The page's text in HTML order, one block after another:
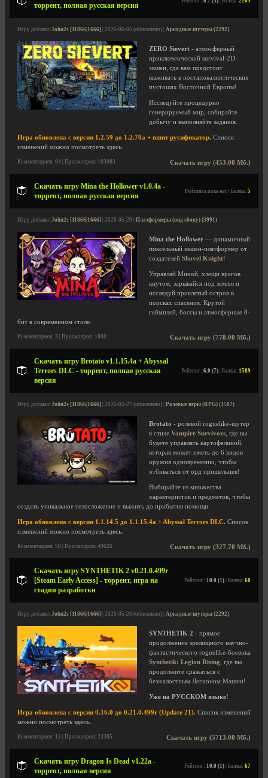
торрент, полная русская версия
Игру добавил John2s [11866|1666] | 2026-06-05 (обновлено) | Аркадные шутеры (2292)
ZERO Sievert - атмосферный
приключенческий survival-2D-
экшен, где вам предстоит
выживать в постапокалиптических
пустошах Восточной Европы!
Исследуйте процедурно
генерируемый мир, собирайте
добычу и выполняйте задания.
Игра обновлена с версии 1.2.59 до 1.2.70a + вшит русификатор. Список
изменений можно посмотреть здесь
Скачать игру (453.00 Мб.)
Комментариев: 94 | Просмотров: 183083
Скачать игру Mina the Hollower v1.0.4a -
торрент, полная русская версия
Рейтинга пока нет | Баллы: 5
Игру добавил John2s [11866|1666] | 2026-05-29 | Платформеры (вид сбоку) (3991)
Mina the Hollower — динамичный
пиксельный экшен-платформер от
создателей Shovel Knight!
Управляй Миной, хлещи врагов
кнутом, зарывайся под землю и
исследуй проклятый остров в
поисках спасения. Крутой
геймплей, боссы и атмосферные 8-
бит в современном стиле.
Скачать игру (778.00 Мб.)
Комментариев: 3 | Просмотров: 1808
Скачать игру Brotato v1.1.15.4a + Abyssal
Terrors DLC - торрент, полная русская
версия
Рейтинг: 6.0 (7) | Баллы: 1589
Игру добавил John2s [11866|1666] | 2026-05-27 (обновлено) | Ролевые игры (RPG) (3507)
Brotato - ролевой roguelike-шутер
в стиле Vampire Survivors , где вы
будете управлять картофелиной,
которая может иметь до 6 видов
оружия одновременно, чтобы
отбиваться от орд пришельцев!
Выбирайте из множества
характеристик и предметов, чтобы
создать уникальное телосложение и выжить до прибытия помощи.
Игра обновлена с версии 1.1.14.5 до 1.1.15.4a + Abyssal Terrors DLC. Список
изменений можно посмотреть здесь
Скачать игру (327.70 Мб.)
Комментариев: 50 | Просмотров: 49626
Скачать игру SYNTHETIK 2 v0.21.0.499r
[Steam Early Access] - торрент, игра на
стадии разработки
Рейтинг: 10.0 (1) | Баллы: 60
Игру добавил John2s [11866|1666] | 2026-05-26 (обновлено) | Аркадные шутеры (2292)
SYNTHETIK 2 - прямое
продолжение зрелищного научно-
фантастического roguelike-боевика
Synthetik: Legion Rising , где вы
продолжите сражаться с
безжалостным Легионом Машин!
Уже на РУССКОМ языке!
Игра обновлена с версии 0.16.0 до 0.21.0.499r (Update 21). Список изменений
можно посмотреть здесь
Скачать игру (5713.00 Мб.)
Комментариев: 13 | Просмотров: 23385
Скачать игру Dragon Is Dead v1.22a -
торрент, полная версия
Рейтинг: 10.0 (1) | Баллы: 67